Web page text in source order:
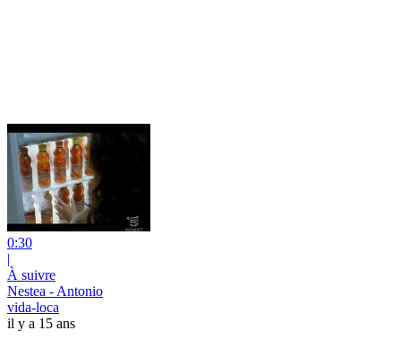
0:30
|
À suivre
Nestea - Antonio
vida-loca
il y a 15 ans